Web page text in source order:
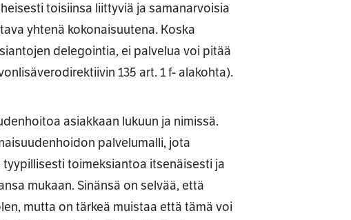
toisiinsa liittyviä ja samanarvoisia
yhtenä kokonaisuutena. Koska
delegointia, ei palvelua voi pitää
135 art. 1 f- alakohta).
asiakkaan lukuun ja nimissä.
palvelumalli, jota
toimeksiantoa itsenäisesti ja
mukaan. Sinänsä on selvää, että
mutta on tärkeä muistaa että tämä voi